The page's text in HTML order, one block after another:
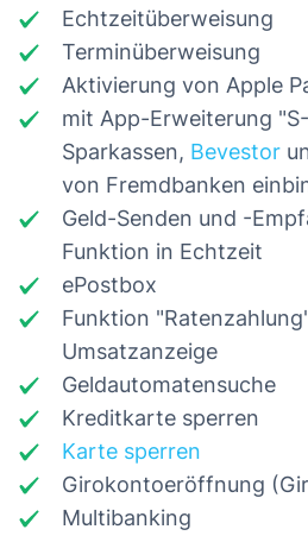
Echtzeitüberweisung
Terminüberweisung
Aktivierung von Apple
mit App-Erweiterung
Sparkassen, Bevestor
von Fremdbanken
Geld-Senden und -
Funktion in Echtzeit
ePostbox
Funktion
Umsatzanzeige
Geldautomatensuche
Kreditkarte sperren
Karte sperren
Girokontoeröffnung
Multibanking